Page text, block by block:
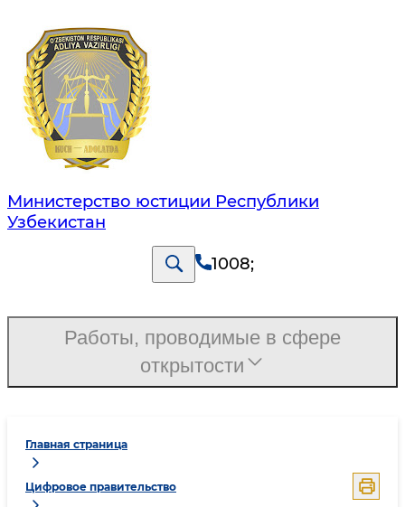
Министерство юстиции Республики
Узбекистан
1008;
Главная страница
Цифровое правительство
Работы, проводимые в сфере
открытости